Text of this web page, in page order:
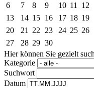
6
7 8 9 10 11
12
13
14 15 16 17 18 19
20
21 22 23 24 25 26
27
28 29 30
Hier können Sie gezielt
Kategorie
Suchwort
Datum